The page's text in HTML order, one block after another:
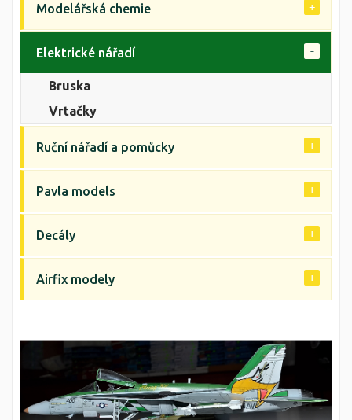
Modelářská chemie
Elektrické nářadí
Bruska
Vrtačky
Ruční nářadí a pomůcky
Pavla models
Decály
Airfix modely